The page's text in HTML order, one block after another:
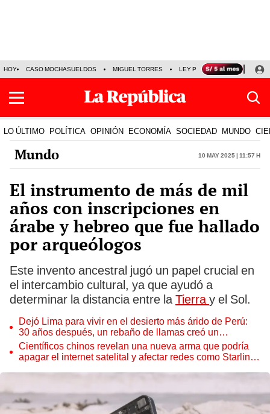
HOY CASO MOCHASUELDOS MIGUEL TORRES LEY PULPÍN PRECIO DEL
LO ÚLTIMO POLÍTICA OPINIÓN ECONOMÍA SOCIEDAD MUNDO
Mundo 10 May 2025 | 11:57 h
El instrumento de más de mil
años con inscripciones en
árabe y hebreo que fue hallado
por arqueólogos
Este invento ancestral jugó un papel crucial en
el intercambio cultural, ya que ayudó a
determinar la distancia entre la Tierray el Sol.
Dejó Lima para vivir en el desierto más árido de Perú:
30 años después, un rebaño de llamas creó un
sorprendente ecosistema
Científicos chinos revelan una nueva arma que podría
apagar el internet satelital y afectar redes como Starlink